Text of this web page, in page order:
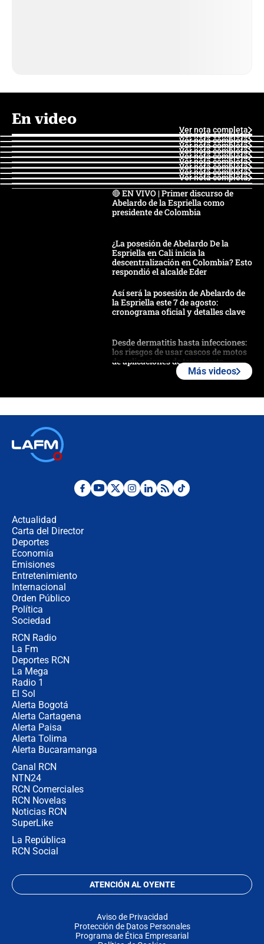
En video
Ver nota completa
Ver nota completa
Ver nota completa
Ver nota completa
Ver nota completa
Ver nota completa
Ver nota completa
Ver nota completa
Ver nota completa
Ver nota completa
🔴 EN VIVO | Primer discurso de
Abelardo de la Espriella como
presidente de Colombia
¿La posesión de Abelardo De la
Espriella en Cali inicia la
descentralización en Colombia? Esto
respondió el alcalde Eder
Así será la posesión de Abelardo de
la Espriella este 7 de agosto:
cronograma oficial y detalles clave
Desde dermatitis hasta infecciones:
los riesgos de usar cascos de motos
de aplicaciones de transporte
Posesión de Abelardo De La Espriella
Más videos
Actualidad
Carta del Director
Deportes
Economía
Emisiones
Entretenimiento
Internacional
Orden Público
Política
Sociedad
RCN Radio
La Fm
Deportes RCN
La Mega
Radio 1
El Sol
Alerta Bogotá
Alerta Cartagena
Alerta Paisa
Alerta Tolima
Alerta Bucaramanga
Canal RCN
NTN24
RCN Comerciales
RCN Novelas
Noticias RCN
SuperLike
La República
RCN Social
ATENCIÓN AL OYENTE
Aviso de Privacidad
Protección de Datos Personales
Programa de Ética Empresarial